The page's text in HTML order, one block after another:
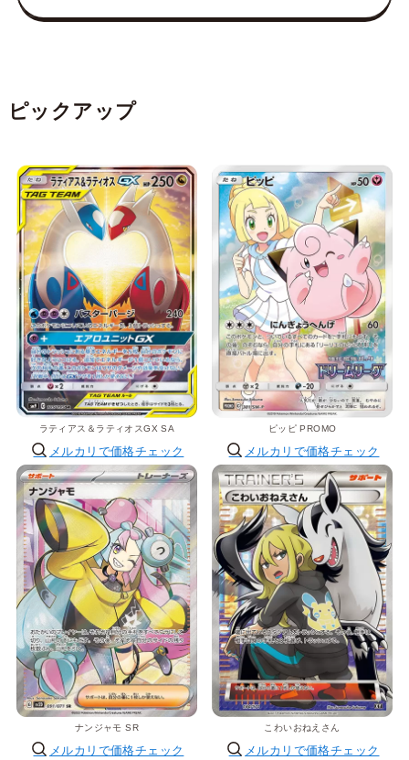
ピックアップ
ラティアス＆ラティオスGX SA
メルカリで価格チェック
ピッピ PROMO
メルカリで価格チェック
ナンジャモ SR
メルカリで価格チェック
こわいおねえさん
メルカリで価格チェック